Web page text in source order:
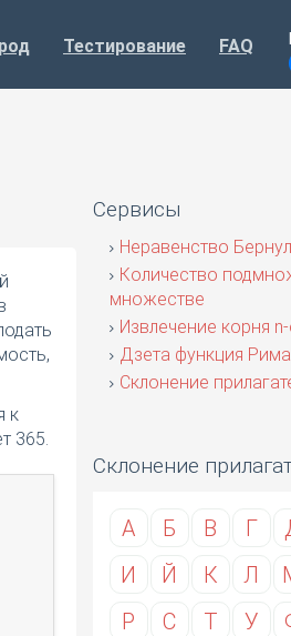
Тестирование FAQ
к
365.
Сервисы
Неравенство
Количество
множестве
Извлечение корня
Дзета функция
Склонение
Склонение
А Б В Г
И
Й К Л
Р
С Т У